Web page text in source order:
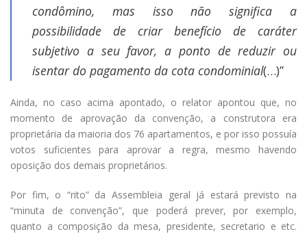
condômino, mas isso não significa a
possibilidade de criar benefício de caráter
subjetivo a seu favor, a ponto de reduzir ou
isentar do pagamento da cota condominial(…)”
Ainda, no caso acima apontado, o relator apontou que, no
momento de aprovação da convenção, a construtora era
proprietária da maioria dos 76 apartamentos, e por isso possuía
votos suficientes para aprovar a regra, mesmo havendo
oposição dos demais proprietários.
Por fim, o “rito” da Assembleia geral já estará previsto na
“minuta de convenção”, que poderá prever, por exemplo,
quanto a composição da mesa, presidente, secretario e etc.